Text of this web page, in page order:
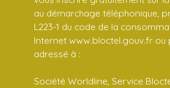
au démarchage téléphonique,
L223-1 du code de la
Internet www.bloctel.gouv.fr ou
adressé à :
Société Worldline, Service